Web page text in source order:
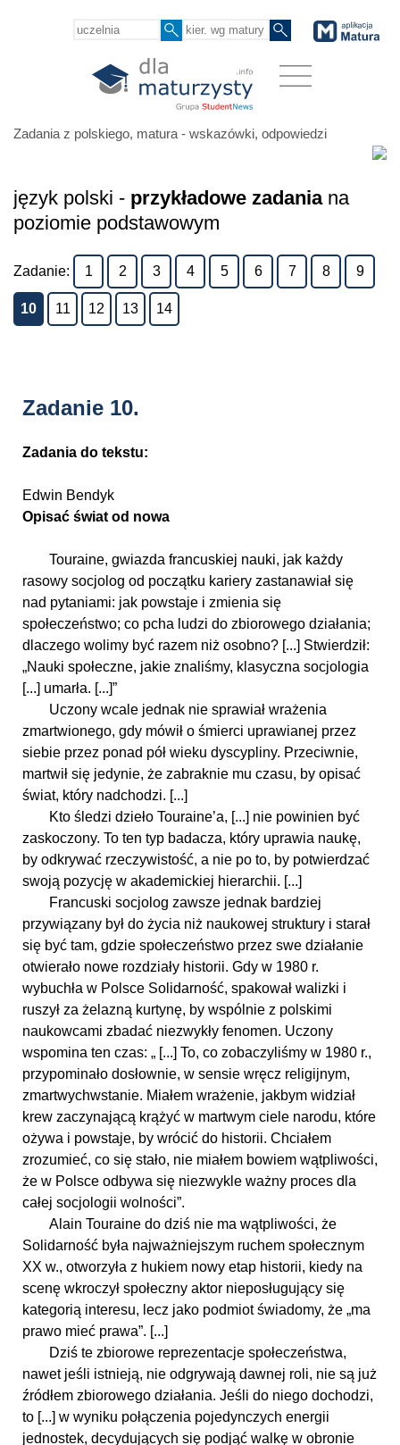
Zadania z polskiego, matura - wskazówki, odpowiedzi
język polski - przykładowe zadaniana
poziomie podstawowym
Zadanie: 1 2 3 4 5 6 7 8 9
10 11 12 13 14
Zadanie 10.
Zadania do tekstu:
Edwin Bendyk
Opisać świat od nowa
Touraine, gwiazda francuskiej nauki, jak każdy
rasowy socjolog od początku kariery zastanawiał się
nad pytaniami: jak powstaje i zmienia się
społeczeństwo; co pcha ludzi do zbiorowego działania;
dlaczego wolimy być razem niż osobno? [...] Stwierdził:
„Nauki społeczne, jakie znaliśmy, klasyczna socjologia
[...] umarła. [...]”
Uczony wcale jednak nie sprawiał wrażenia
zmartwionego, gdy mówił o śmierci uprawianej przez
siebie przez ponad pół wieku dyscypliny. Przeciwnie,
martwił się jedynie, że zabraknie mu czasu, by opisać
świat, który nadchodzi. [...]
Kto śledzi dzieło Touraine’a, [...] nie powinien być
zaskoczony. To ten typ badacza, który uprawia naukę,
by odkrywać rzeczywistość, a nie po to, by potwierdzać
swoją pozycję w akademickiej hierarchii. [...]
Francuski socjolog zawsze jednak bardziej
przywiązany był do życia niż naukowej struktury i starał
się być tam, gdzie społeczeństwo przez swe działanie
otwierało nowe rozdziały historii. Gdy w 1980 r.
wybuchła w Polsce Solidarność, spakował walizki i
ruszył za żelazną kurtynę, by wspólnie z polskimi
naukowcami zbadać niezwykły fenomen. Uczony
wspomina ten czas: „ [...] To, co zobaczyliśmy w 1980 r.,
przypominało dosłownie, w sensie wręcz religijnym,
zmartwychwstanie. Miałem wrażenie, jakbym widział
krew zaczynającą krążyć w martwym ciele narodu, które
ożywa i powstaje, by wrócić do historii. Chciałem
zrozumieć, co się stało, nie miałem bowiem wątpliwości,
że w Polsce odbywa się niezwykle ważny proces dla
całej socjologii wolności”.
Alain Touraine do dziś nie ma wątpliwości, że
Solidarność była najważniejszym ruchem społecznym
XX w., otworzyła z hukiem nowy etap historii, kiedy na
scenę wkroczył społeczny aktor nieposługujący się
kategorią interesu, lecz jako podmiot świadomy, że „ma
prawo mieć prawa”. [...]
Dziś te zbiorowe reprezentacje społeczeństwa,
nawet jeśli istnieją, nie odgrywają dawnej roli, nie są już
źródłem zbiorowego działania. Jeśli do niego dochodzi,
to [...] w wyniku połączenia pojedynczych energii
jednostek, decydujących się podjąć walkę w obronie